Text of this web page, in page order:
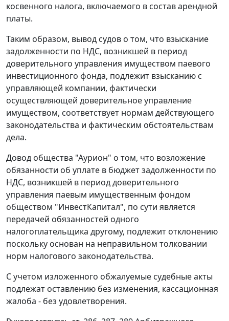
косвенного налога, включаемого в состав арендной
платы.
Таким образом, вывод судов о том, что взыскание
задолженности по НДС, возникшей в период
доверительного управления имуществом паевого
инвестиционного фонда, подлежит взысканию с
управляющей компании, фактически
осуществляющей доверительное управление
имуществом, соответствует нормам действующего
законодательства и фактическим обстоятельствам
дела.
Довод общества "Аурион" о том, что возложение
обязанности об уплате в бюджет задолженности по
НДС, возникшей в период доверительного
управления паевым имущественным фондом
обществом "ИнвестКапитал", по сути является
передачей обязанностей одного
налогоплательщика другому, подлежит отклонению
поскольку основан на неправильном толковании
норм налогового законодательства.
С учетом изложенного обжалуемые судебные акты
подлежат оставлению без изменения, кассационная
жалоба - без удовлетворения.